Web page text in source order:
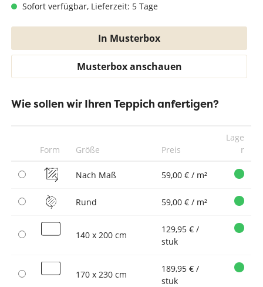
Sofort verfügbar, Lieferzeit: 5 Tage
In Musterbox
Musterbox anschauen
Wie sollen wir Ihren Teppich anfertigen?
Form Größe Preis
Lage
r
Nach Maß 59,00 € / m²
Rund 59,00 € / m²
140 x 200 cm
129,95 € /
stuk
170 x 230 cm
189,95 € /
stuk